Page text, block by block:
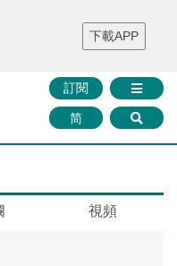
財華證券 媒體矩陣
智庫沙龍
聯絡我們
訂閱
简
下載APP
視頻